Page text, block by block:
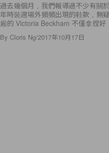
過去幾個月，我們報導過不少有關
年時裝週場外頻頻出現的鞋款，無
廂的 Victoria Beckham 不僅拿捏好
By Cloris Ng/2017年10月17日